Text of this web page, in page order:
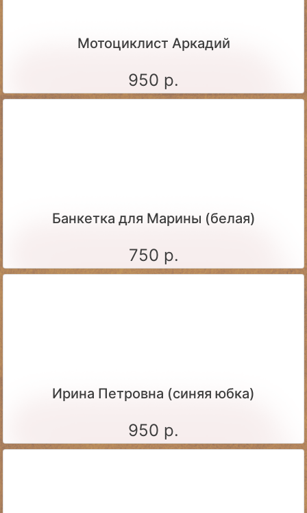
Мотоциклист Аркадий
950 р.
Банкетка для Марины (белая)
750 р.
Ирина Петровна (синяя юбка)
950 р.